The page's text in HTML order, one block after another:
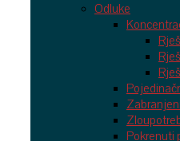
Odluke
Pokrenuti